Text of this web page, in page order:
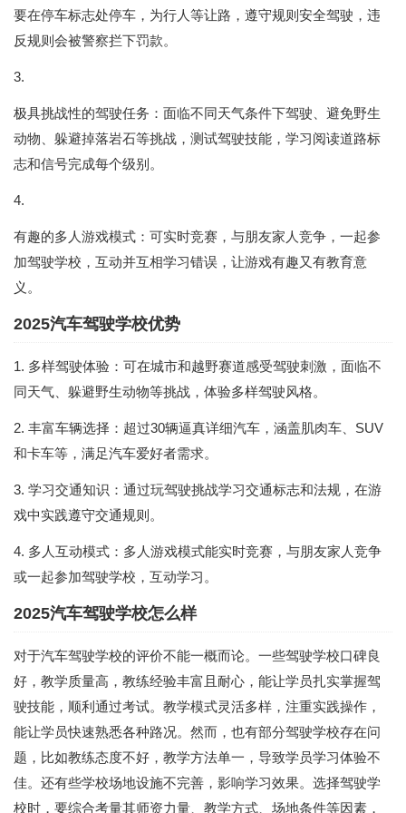
要在停车标志处停车，为行人等让路，遵守规则安全驾驶，违
反规则会被警察拦下罚款。
3.
极具挑战性的驾驶任务：面临不同天气条件下驾驶、避免野生
动物、躲避掉落岩石等挑战，测试驾驶技能，学习阅读道路标
志和信号完成每个级别。
4.
有趣的多人游戏模式：可实时竞赛，与朋友家人竞争，一起参
加驾驶学校，互动并互相学习错误，让游戏有趣又有教育意
义。
2025汽车驾驶学校优势
1. 多样驾驶体验：可在城市和越野赛道感受驾驶刺激，面临不
同天气、躲避野生动物等挑战，体验多样驾驶风格。
2. 丰富车辆选择：超过30辆逼真详细汽车，涵盖肌肉车、SUV
和卡车等，满足汽车爱好者需求。
3. 学习交通知识：通过玩驾驶挑战学习交通标志和法规，在游
戏中实践遵守交通规则。
4. 多人互动模式：多人游戏模式能实时竞赛，与朋友家人竞争
或一起参加驾驶学校，互动学习。
2025汽车驾驶学校怎么样
对于汽车驾驶学校的评价不能一概而论。一些驾驶学校口碑良
好，教学质量高，教练经验丰富且耐心，能让学员扎实掌握驾
驶技能，顺利通过考试。教学模式灵活多样，注重实践操作，
能让学员快速熟悉各种路况。然而，也有部分驾驶学校存在问
题，比如教练态度不好，教学方法单一，导致学员学习体验不
佳。还有些学校场地设施不完善，影响学习效果。选择驾驶学
校时，要综合考量其师资力量、教学方式、场地条件等因素，